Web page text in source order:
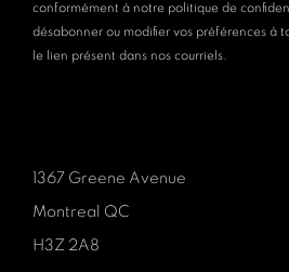
conformément à notre politique de
désabonner ou modifier vos préférences à
le lien présent dans nos courriels.
1367 Greene Avenue
Montreal QC
H3Z 2A8